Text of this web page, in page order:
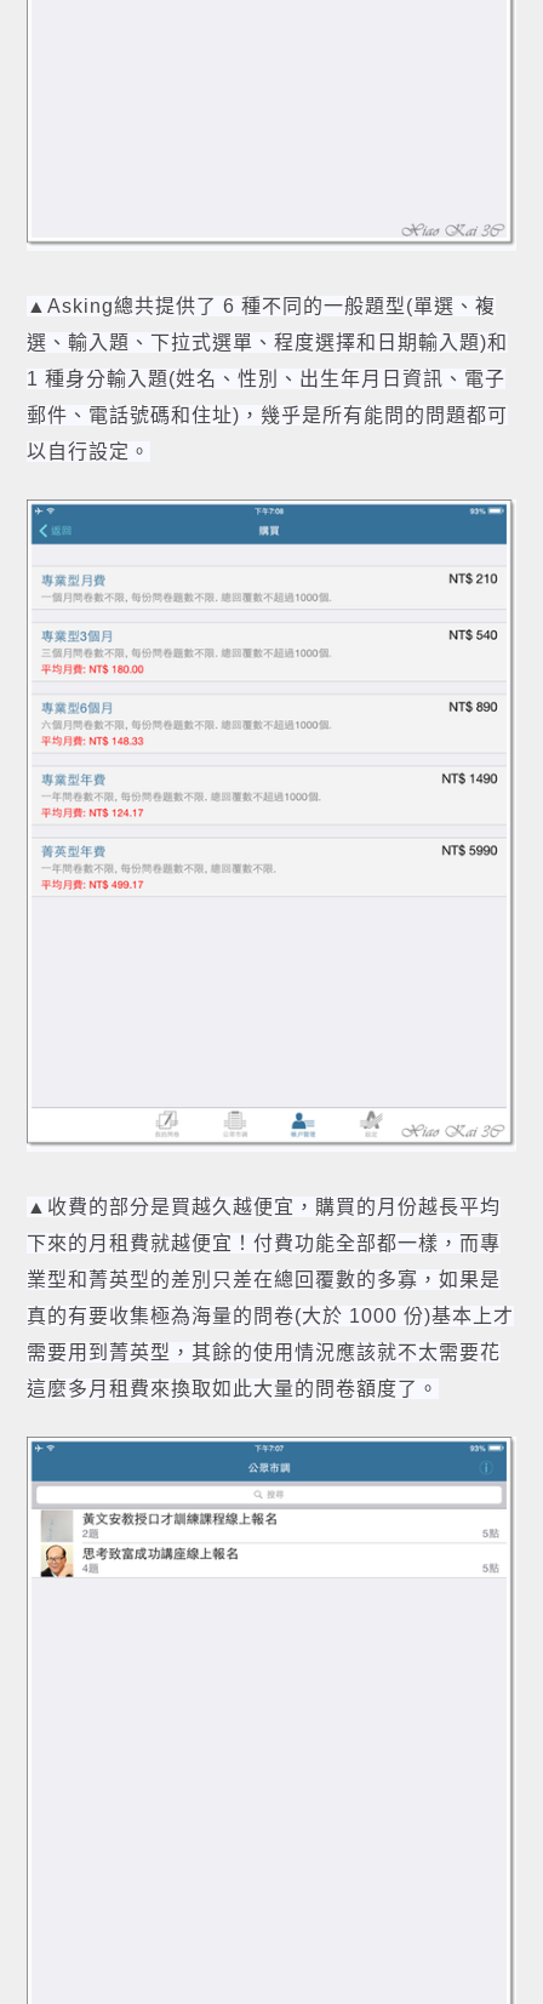
▲Asking總共提供了 6 種不同的一般題型(單選、複
選、輸入題、下拉式選單、程度選擇和日期輸入題)和
1 種身分輸入題(姓名、性別、出生年月日資訊、電子
郵件、電話號碼和住址)，幾乎是所有能問的問題都可
以自行設定。
▲收費的部分是買越久越便宜，購買的月份越長平均
下來的月租費就越便宜！付費功能全部都一樣，而專
業型和菁英型的差別只差在總回覆數的多寡，如果是
真的有要收集極為海量的問卷(大於 1000 份)基本上才
需要用到菁英型，其餘的使用情況應該就不太需要花
這麼多月租費來換取如此大量的問卷額度了。